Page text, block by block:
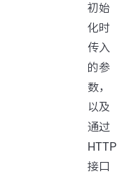
初始
化时
传入
的参
数，
以及
通过
HTTP
接口